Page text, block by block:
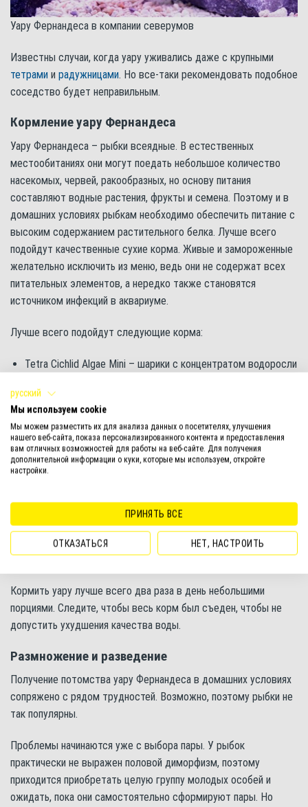
Уару Фернандеса в компании северумов
Известны случаи, когда уару уживались даже с крупными
тетрами и радужницами. Но все-таки рекомендовать подобное
соседство будет неправильным.
Кормление уару Фернандеса
Уару Фернандеса – рыбки всеядные. В естественных
местообитаниях они могут поедать небольшое количество
насекомых, червей, ракообразных, но основу питания
составляют водные растения, фрукты и семена. Поэтому и в
домашних условиях рыбкам необходимо обеспечить питание с
высоким содержанием растительного белка. Лучше всего
подойдут качественные сухие корма. Живые и замороженные
желательно исключить из меню, ведь они не содержат всех
питательных элементов, а нередко также становятся
источником инфекций в аквариуме.
Лучше всего подойдут следующие корма:
Tetra Cichlid Algae Mini – шарики с концентратом водоросли
потребности травоядных цихлид в растительном белке.
Корм обеспечивает яркую окраску и повышает
сопротивляемость заболеваниям;
Tetra Malawi Granules – высококачественный
гранулированный корм со специальной смесью из
травоядных цихлид. Смесь содержит такие водоросли, как
спирулина (20%), нори (17%) и хлорелла (3%). Способствует
здоровому пищеварению цихлид и поддержанию их
жизненных сил.
Кормить уару лучше всего два раза в день небольшими
порциями. Следите, чтобы весь корм был съеден, чтобы не
допустить ухудшения качества воды.
Размножение и разведение
Получение потомства уару Фернандеса в домашних условиях
сопряжено с рядом трудностей. Возможно, поэтому рыбки не
так популярны.
Проблемы начинаются уже с выбора пары. У рыбок
практически не выражен половой диморфизм, поэтому
приходится приобретать целую группу молодых особей и
ожидать, пока они самостоятельно сформируют пары. Но
русский
Мы используем cookie
Мы можем разместить их для анализа данных о посетителях, улучшения
нашего веб-сайта, показа персонализированного контента и предоставления
вам отличных возможностей для работы на веб-сайте. Для получения
дополнительной информации о куки, которые мы используем, откройте
настройки.
ПРИНЯТЬ ВСЕ
ОТКАЗАТЬСЯ НЕТ, НАСТРОИТЬ